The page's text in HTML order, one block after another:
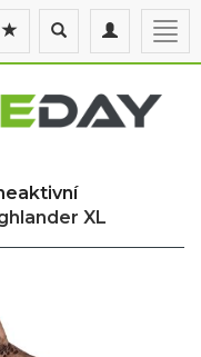
Toggle
navigation
Toggle
search
XL